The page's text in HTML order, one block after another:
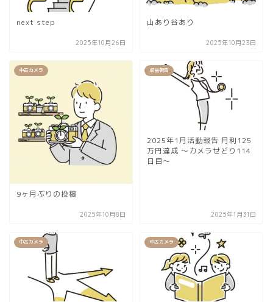
next step
2025年10月26日
山あり谷あり
2025年10月23日
中古カメラ
9ヶ月ぶりの投稿
2025年10月8日
収益報告
2025年1月活動報告 月利125
万円達成 〜カメラせどり114
日目〜
2025年1月31日
中古カメラ 中古カメラ